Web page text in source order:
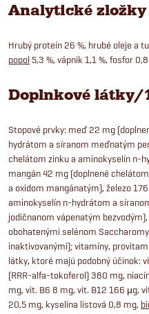
Analytické zložky
Hrubý proteín 26 %, hrubé oleje a
popol 5,3 %, vápnik 1,1 %, fosfor 0,8
Doplnkové látky/
Stopové prvky: meď 22 mg
hydrátom a síranom meďnatým
chelátom zinku a aminokyselín n-
mangán 42 mg (doplnené
a oxidom mangánatým), železo
aminokyselín n-hydrátom a
jodičnanom vápenatým
obohatenými selénom
inaktivovanými); vitamíny,
látky, ktoré majú podobný účinok:
(RRR-alfa-tokoferol) 380 mg,
mg, vit. B6 8 mg, vit. B12 166 µg,
20,5 mg, kyselina listová 0,8 mg,